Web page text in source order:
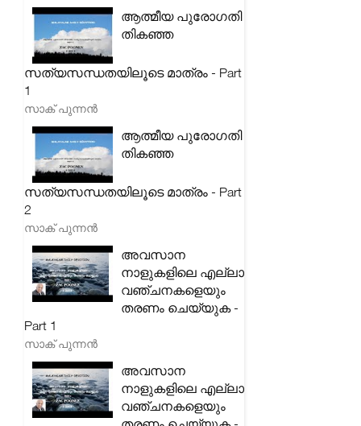
ആത്മീയ പുരോഗതി
തികഞ്ഞ
സത്യസന്ധതയിലൂടെ മാത്രം - Part
1
സാക് പുന്നൻ
ആത്മീയ പുരോഗതി
തികഞ്ഞ
സത്യസന്ധതയിലൂടെ മാത്രം - Part
2
സാക് പുന്നൻ
അവസാന
നാളുകളിലെ എല്ലാ
വഞ്ചനകളെയും
തരണം ചെയ്യുക -
Part 1
സാക് പുന്നൻ
അവസാന
നാളുകളിലെ എല്ലാ
വഞ്ചനകളെയും